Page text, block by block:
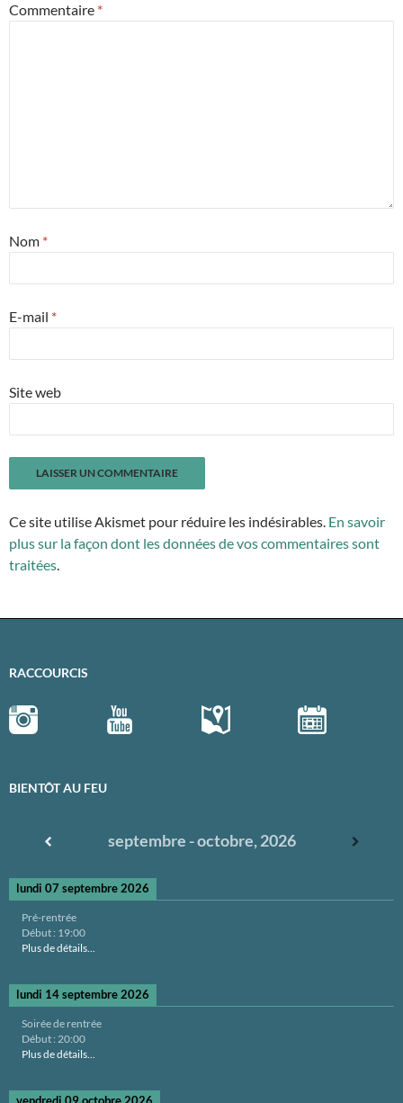
Commentaire *
Nom *
E-mail *
Site web
Ce site utilise Akismet pour réduire les indésirables. En savoir
plus sur la façon dont les données de vos commentaires sont
traitées.
RACCOURCIS
BIENTÔT AU FEU
septembre - octobre, 2026
lundi 07 septembre 2026
Pré-rentrée
Début : 19:00
Plus de détails...
lundi 14 septembre 2026
Soirée de rentrée
Début : 20:00
Plus de détails...